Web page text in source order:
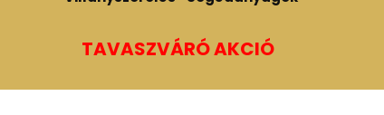
TAVASZVÁRÓ AKCIÓ